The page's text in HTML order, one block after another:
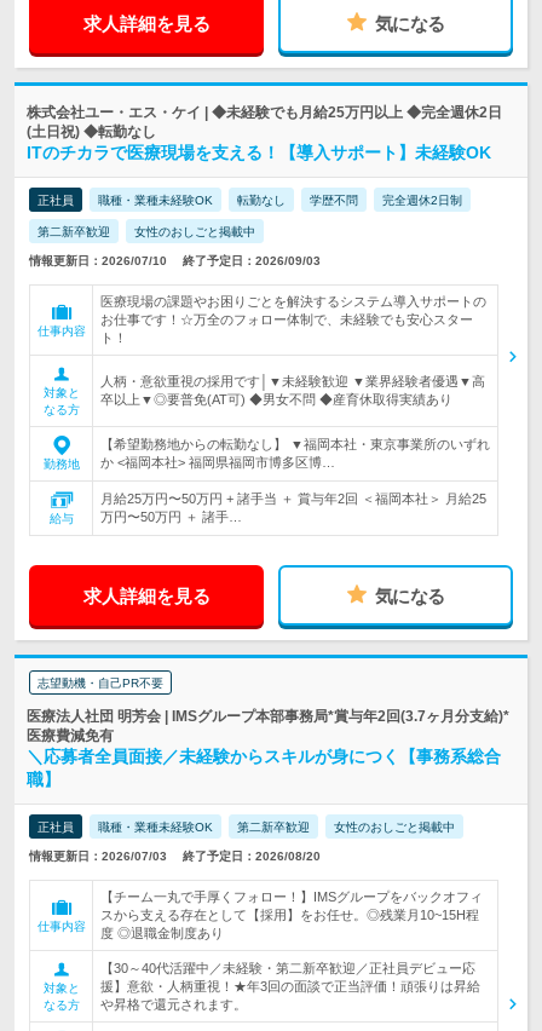
求人詳細を見る 気になる
株式会社ユー・エス・ケイ | ◆未経験でも月給25万円以上 ◆完全週休2日
(土日祝) ◆転勤なし
ITのチカラで医療現場を支える！【導入サポート】未経験OK
正社員 職種・業種未経験OK 転勤なし 学歴不問 完全週休2日制
第二新卒歓迎 女性のおしごと掲載中
情報更新日：2026/07/10 終了予定日：2026/09/03
仕事内容
医療現場の課題やお困りごとを解決するシステム導入サポートの
お仕事です！☆万全のフォロー体制で、未経験でも安心スター
ト！
対象と
なる方
人柄・意欲重視の採用です│▼未経験歓迎 ▼業界経験者優遇▼高
卒以上▼◎要普免(AT可) ◆男女不問 ◆産育休取得実績あり
勤務地
【希望勤務地からの転勤なし】 ▼福岡本社・東京事業所のいずれ
か <福岡本社> 福岡県福岡市博多区博…
給与
月給25万円〜50万円 + 諸手当 ＋ 賞与年2回 ＜福岡本社＞ 月給25
万円〜50万円 ＋ 諸手…
求人詳細を見る 気になる
志望動機・自己PR不要
医療法人社団 明芳会 | IMSグループ本部事務局*賞与年2回(3.7ヶ月分支給)*
医療費減免有
＼応募者全員面接／未経験からスキルが身につく【事務系総合
職】
正社員 職種・業種未経験OK 第二新卒歓迎 女性のおしごと掲載中
情報更新日：2026/07/03 終了予定日：2026/08/20
仕事内容
【チーム一丸で手厚くフォロー！】IMSグループをバックオフィ
スから支える存在として【採用】をお任せ。◎残業月10~15H程
度 ◎退職金制度あり
対象と
なる方
【30～40代活躍中／未経験・第二新卒歓迎／正社員デビュー応
援】意欲・人柄重視！★年3回の面談で正当評価！頑張りは昇給
や昇格で還元されます。